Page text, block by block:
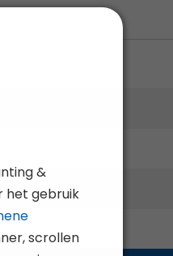
&
het gebruik
scrollen